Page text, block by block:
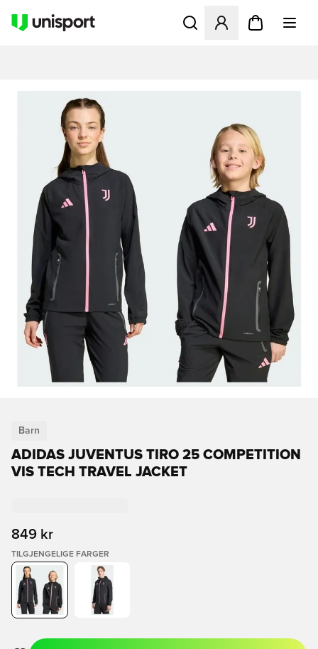
Åpner en Modal for å
Barn
ADIDAS JUVENTUS TIRO 25 COMPETITION
VIS TECH TRAVEL JACKET
849 kr
TILGJENGELIGE FARGER